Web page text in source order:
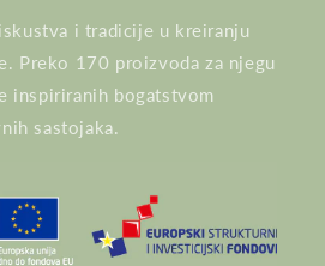
i tradicije u kreiranju
Preko 170 proizvoda za njegu
inspiriranih bogatstvom
sastojaka.